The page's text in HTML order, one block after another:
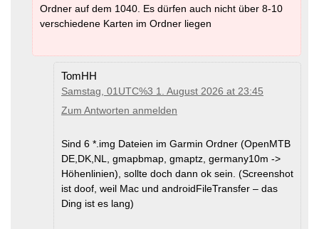
Ordner auf dem 1040. Es dürfen auch nicht über 8-10
verschiedene Karten im Ordner liegen
TomHH
Samstag, 01UTC%3 1. August 2026 at 23:45
Zum Antworten anmelden
Sind 6 *.img Dateien im Garmin Ordner (OpenMTB
DE,DK,NL, gmapbmap, gmaptz, germany10m ->
Höhenlinien), sollte doch dann ok sein. (Screenshot
ist doof, weil Mac und androidFileTransfer – das
Ding ist es lang)